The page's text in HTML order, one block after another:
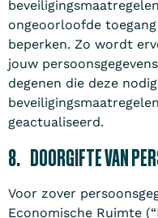
ongeoorloofde
beperken. Zo wordt
jouw
degenen die deze
geactualiseerd.
8. DOORGIFTE VAN
Voor zover
Economische Ruimte